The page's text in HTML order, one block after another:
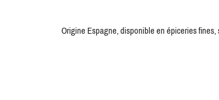
Origine Espagne, disponible en épiceries fines,